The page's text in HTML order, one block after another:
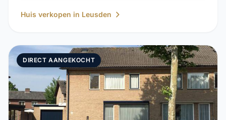
Huis verkopen in Leusden
DIRECT AANGEKOCHT